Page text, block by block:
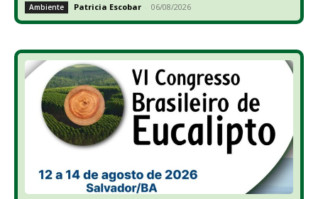
Ambiente Patricia Escobar - 06/08/2026